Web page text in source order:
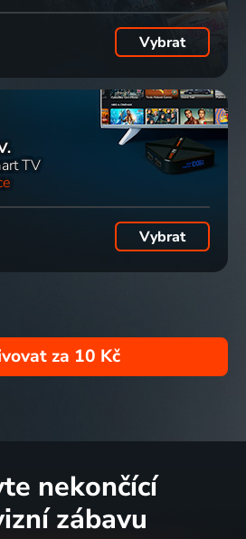
Vybrat
TV
Vybrat
za 10 Kč
nekončící
zábavu